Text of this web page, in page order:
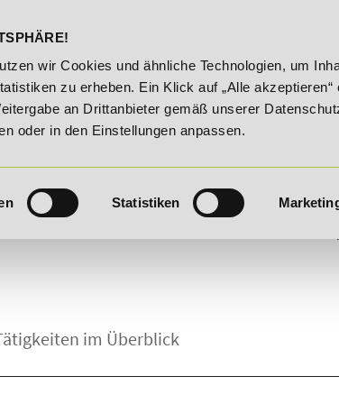
wir Cookies und ähnliche Technologien, um
zu erheben. Ein Klick auf „Alle akzeptieren“
an Drittanbieter gemäß unserer
oder in den Einstellungen anpassen.
Statistiken
Rabatt bis 03.09.2026 - Bildungsroute! 20%
–
im Überblick